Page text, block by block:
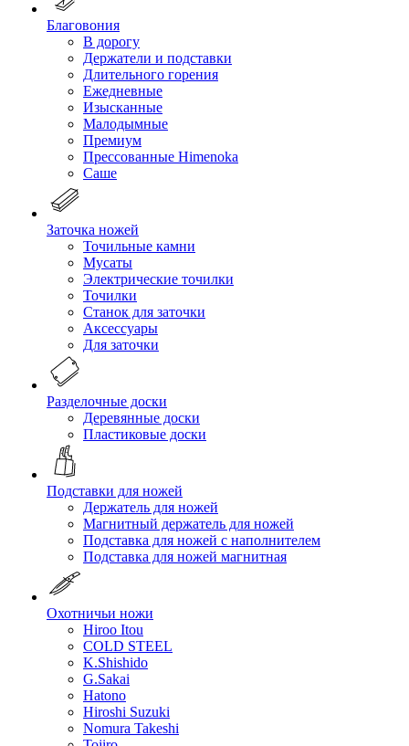
Благовония
В дорогу
Держатели и подставки
Длительного горения
Ежедневные
Изысканные
Малодымные
Премиум
Прессованные Himenoka
Саше
Заточка ножей
Точильные камни
Мусаты
Электрические точилки
Точилки
Станок для заточки
Аксессуары
Для заточки
Разделочные доски
Деревянные доски
Пластиковые доски
Подставки для ножей
Держатель для ножей
Магнитный держатель для ножей
Подставка для ножей с наполнителем
Подставка для ножей магнитная
Охотничьи ножи
Hiroo Itou
COLD STEEL
K.Shishido
G.Sakai
Hatono
Hiroshi Suzuki
Nomura Takeshi